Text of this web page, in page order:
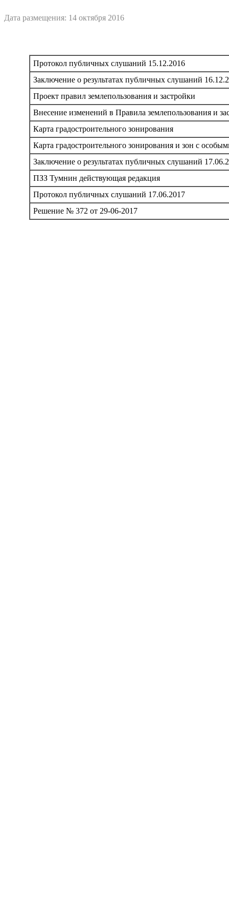
Дата размещения: 14 октября 2016
Протокол публичных слушаний 15.12.2016
Заключение о результатах публичных слушаний
Проект правил землепользования и застройки
Внесение изменений в Правила землепользования и
Карта градостроительного зонирования
Карта градостроительного зонирования и зон с
Заключение о результатах публичных слушаний
ПЗЗ Тумнин действующая редакция
Протокол публичных слушаний 17.06.2017
Решение № 372 от 29-06-2017